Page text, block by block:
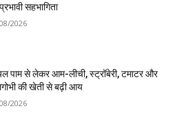
सहभागिता
2026
पाम से लेकर आम-लीची, स्ट्रॉबेरी, टमाटर और
की खेती से बढ़ी आय
2026